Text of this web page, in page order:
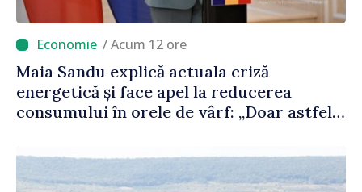
/ Acum 12 ore
Maia Sandu explică actuala criză
energetică și face apel la reducerea
consumului în orele de vârf: „Doar astfel
mic”